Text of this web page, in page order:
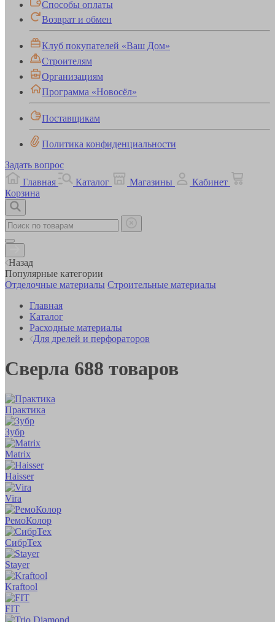
Способы оплаты
Возврат и обмен
Клуб покупателей «Ваш Дом»
Строителям
Организациям
Программа «Новосёл»
Поставщикам
Политика конфиденциальности
Задать вопрос
Главная
Каталог Магазины
Кабинет
Корзина
Назад
Популярные категории
Отделочные материалы Строительные материалы
Главная
Каталог
Расходные материалы
Для дрелей и перфораторов
Сверла 688 товаров
Практика
Зубр
Matrix
Haisser
Vira
РемоКолор
СибрТех
Stayer
Kraftool
FIT